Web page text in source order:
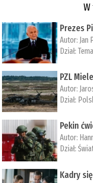
Prezes
Autor: Jan
Dział:
PZL
Autor:
Dział:
Pekin
Autor:
Dział:
Kadry